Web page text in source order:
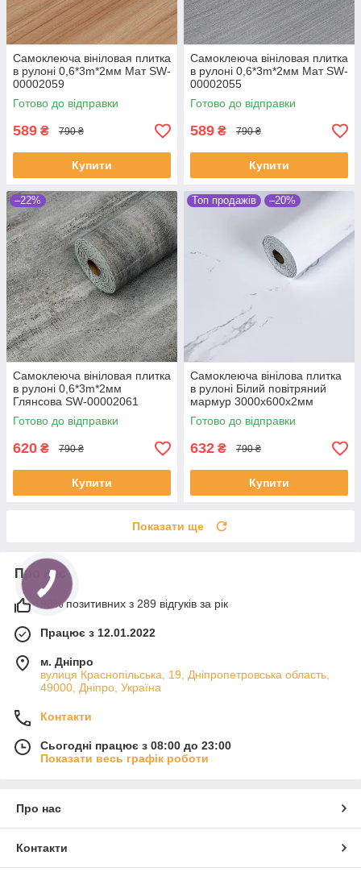
Самоклеюча вініловая плитка
в рулоні 0,6*3m*2мм Мат SW-
00002059
Готово до відправки
589 ₴ 790 ₴
Купити
Самоклеюча вініловая плитка
в рулоні 0,6*3m*2мм Мат SW-
00002055
Готово до відправки
589 ₴ 790 ₴
Купити
–22%
Самоклеюча вініловая плитка
в рулоні 0,6*3m*2мм
Глянсова SW-00002061
Готово до відправки
620 ₴ 790 ₴
Купити
Топ продажів –20%
Самоклеюча вінілова плитка
в рулоні Білий повітряний
мармур 3000х600х2мм
Готово до відправки
632 ₴ 790 ₴
Купити
Показати ще
Про нас
98% позитивних з 289 відгуків за рік
Працює з 12.01.2022
м. Дніпро
вулиця Краснопільська, 19, Дніпропетровська область,
49000, Дніпро, Україна
Контакти
Сьогодні працює з 08:00 до 23:00
Показати весь графік роботи
Про нас
Контакти